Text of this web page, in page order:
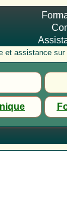
et assistance